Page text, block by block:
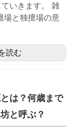
いきます。 雑
場と独擅場の意
読む
は？何歳まで
と呼ぶ？